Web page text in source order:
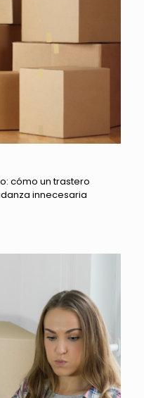
cómo un trastero
innecesaria